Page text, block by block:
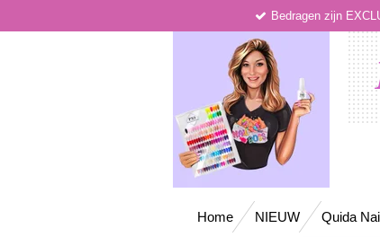
Bedragen zijn
Home NIEUW Quida